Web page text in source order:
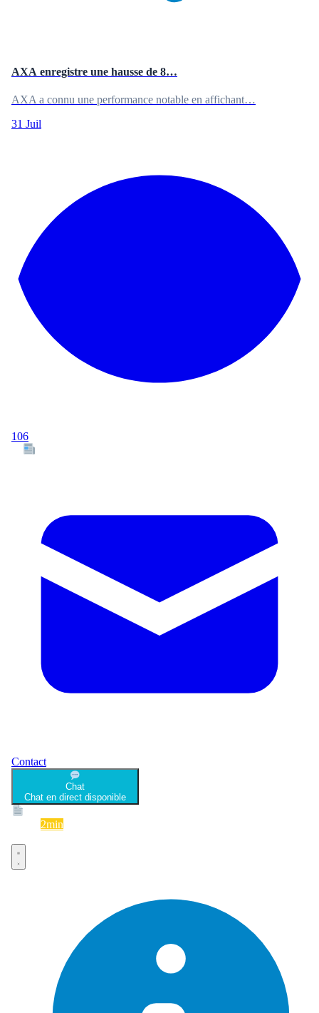
AXA enregistre une hausse de 8…
AXA a connu une performance notable en affichant…
31 Juil
106
Contact
Chat
Chat en direct disponible
2min